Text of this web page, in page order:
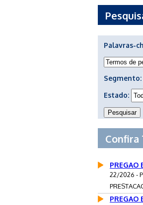
Palavras-
Segmento:
Estado:
Confira
PREGAO
22/2026 -
PREGAO